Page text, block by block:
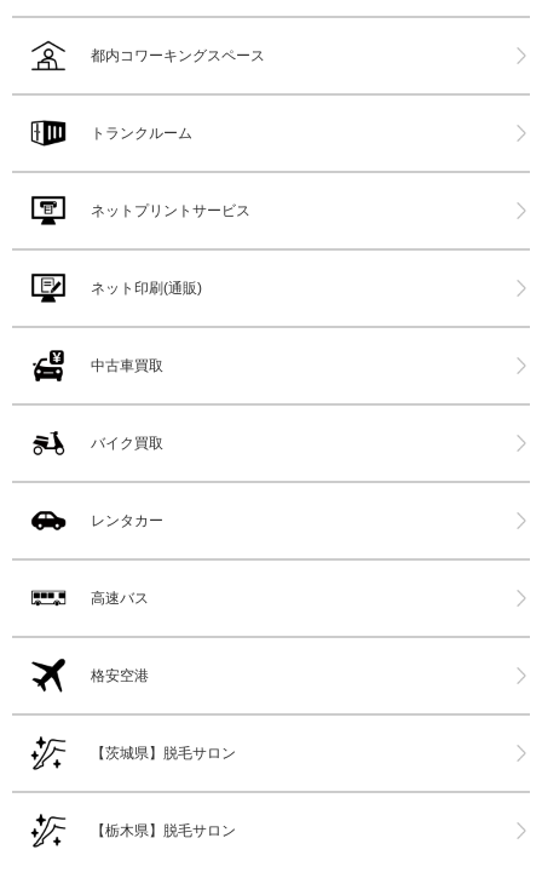
都内コワーキングスペース
トランクルーム
ネットプリントサービス
ネット印刷(通販)
中古車買取
バイク買取
レンタカー
高速バス
格安空港
【茨城県】脱毛サロン
【栃木県】脱毛サロン